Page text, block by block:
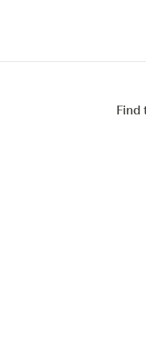
Find
Mijn cookie-
Alles weigeren